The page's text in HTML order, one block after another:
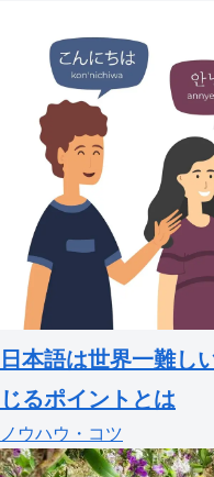
日本語は世界一難し
じるポイントとは
ノウハウ・コツ